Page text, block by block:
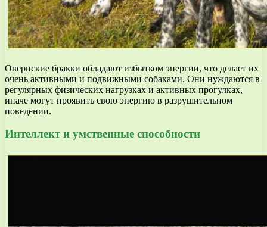
Овернские бракки обладают избытком энергии, что делает их
очень активными и подвижными собаками. Они нуждаются в
регулярных физических нагрузках и активных прогулках,
иначе могут проявить свою энергию в разрушительном
поведении.
Интеллект и умственные способности